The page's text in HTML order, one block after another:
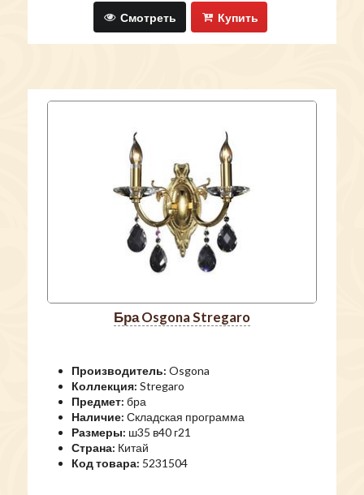
Смотреть Купить
бра Osgona Stregaro
Производитель: Osgona
Коллекция: Stregaro
Предмет: бра
Наличие: Складская программа
Размеры: ш35 в40 г21
Страна: Китай
Код товара: 5231504